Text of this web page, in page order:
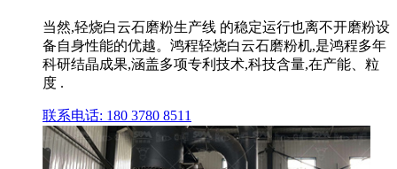
当然,轻烧白云石磨粉生产线 的稳定运行也离不开磨粉设
备自身性能的优越。鸿程轻烧白云石磨粉机,是鸿程多年
科研结晶成果,涵盖多项专利技术,科技含量,在产能、粒
度 .
联系电话: 180 3780 8511